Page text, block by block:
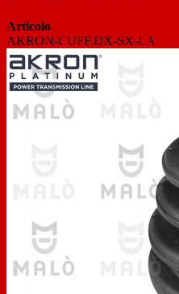
Articolo
AKRON-CUFF.DX-SX-LA